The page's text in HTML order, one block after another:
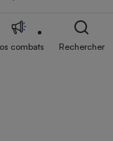
combats Rechercher